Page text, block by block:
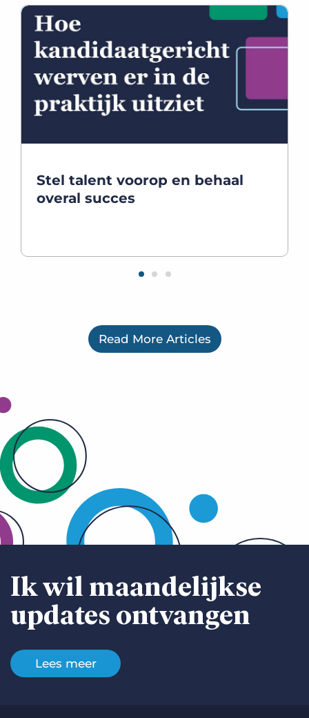
Stel talent voorop en behaal
overal succes
Read More Articles
Ik wil maandelijkse
updates ontvangen
Lees meer